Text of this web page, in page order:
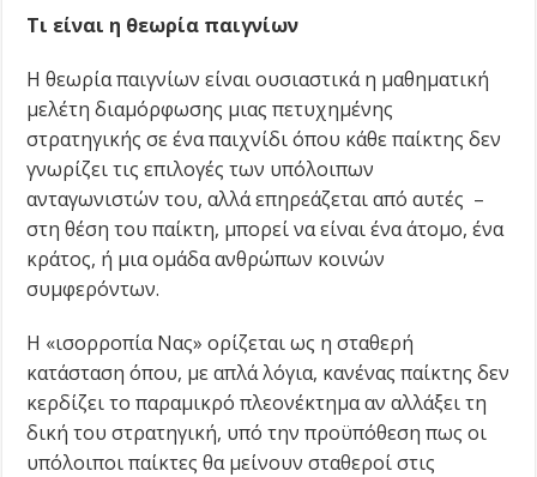
Τι είναι η θεωρία παιγνίων
Η θεωρία παιγνίων είναι ουσιαστικά η μαθηματική
μελέτη διαμόρφωσης μιας πετυχημένης
στρατηγικής σε ένα παιχνίδι όπου κάθε παίκτης δεν
γνωρίζει τις επιλογές των υπόλοιπων
ανταγωνιστών του, αλλά επηρεάζεται από αυτές –
στη θέση του παίκτη, μπορεί να είναι ένα άτομο, ένα
κράτος, ή μια ομάδα ανθρώπων κοινών
συμφερόντων.
Η «ισορροπία Νας» ορίζεται ως η σταθερή
κατάσταση όπου, με απλά λόγια, κανένας παίκτης δεν
κερδίζει το παραμικρό πλεονέκτημα αν αλλάξει τη
δική του στρατηγική, υπό την προϋπόθεση πως οι
υπόλοιποι παίκτες θα μείνουν σταθεροί στις